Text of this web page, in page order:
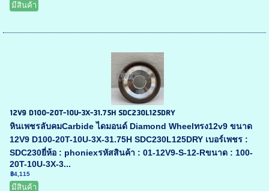
มีสินค้า
12V9 D100-20T-10U-3X-31.75H SDC230L125DRY
หินเพชรลับคมCarbide ไดมอนด์ Diamond Wheelทรง12v9 ขนาด
12V9 D100-20T-10U-3X-31.75H SDC230L125DRY เบอร์เพชร :
SDC230ยี่ห้อ : phoniexรหัสสินค้า : 01-12V9-S-12-Rขนาด : 100-
20T-10U-3X-3...
฿4,115
มีสินค้า